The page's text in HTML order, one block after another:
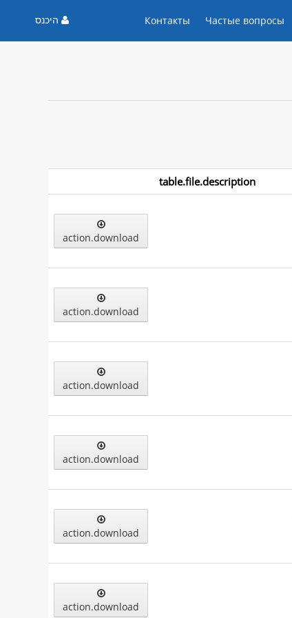
Частые вопросы
Контакты היכנס
table.file.description
action.download
action.download
action.download
action.download
action.download
action.download